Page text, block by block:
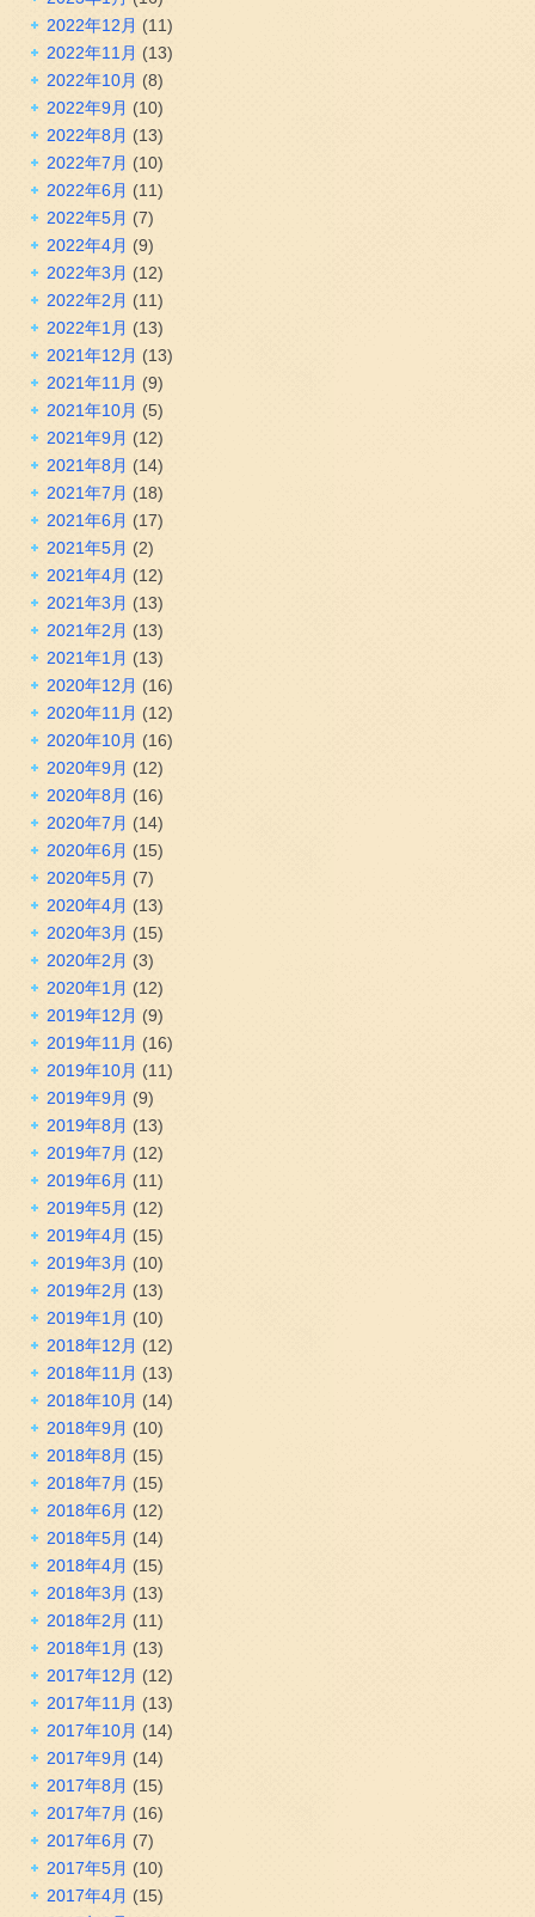
2022年12月 (11)
2022年11月 (13)
2022年10月 (8)
2022年9月 (10)
2022年8月 (13)
2022年7月 (10)
2022年6月 (11)
2022年5月 (7)
2022年4月 (9)
2022年3月 (12)
2022年2月 (11)
2022年1月 (13)
2021年12月 (13)
2021年11月 (9)
2021年10月 (5)
2021年9月 (12)
2021年8月 (14)
2021年7月 (18)
2021年6月 (17)
2021年5月 (2)
2021年4月 (12)
2021年3月 (13)
2021年2月 (13)
2021年1月 (13)
2020年12月 (16)
2020年11月 (12)
2020年10月 (16)
2020年9月 (12)
2020年8月 (16)
2020年7月 (14)
2020年6月 (15)
2020年5月 (7)
2020年4月 (13)
2020年3月 (15)
2020年2月 (3)
2020年1月 (12)
2019年12月 (9)
2019年11月 (16)
2019年10月 (11)
2019年9月 (9)
2019年8月 (13)
2019年7月 (12)
2019年6月 (11)
2019年5月 (12)
2019年4月 (15)
2019年3月 (10)
2019年2月 (13)
2019年1月 (10)
2018年12月 (12)
2018年11月 (13)
2018年10月 (14)
2018年9月 (10)
2018年8月 (15)
2018年7月 (15)
2018年6月 (12)
2018年5月 (14)
2018年4月 (15)
2018年3月 (13)
2018年2月 (11)
2018年1月 (13)
2017年12月 (12)
2017年11月 (13)
2017年10月 (14)
2017年9月 (14)
2017年8月 (15)
2017年7月 (16)
2017年6月 (7)
2017年5月 (10)
2017年4月 (15)